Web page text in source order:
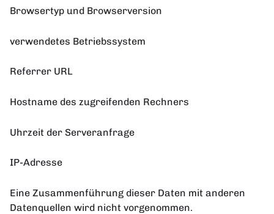
Browsertyp und Browserversion
verwendetes Betriebssystem
Referrer URL
Hostname des zugreifenden Rechners
Uhrzeit der Serveranfrage
IP-Adresse
Eine Zusammenführung dieser Daten mit anderen
Datenquellen wird nicht vorgenommen.